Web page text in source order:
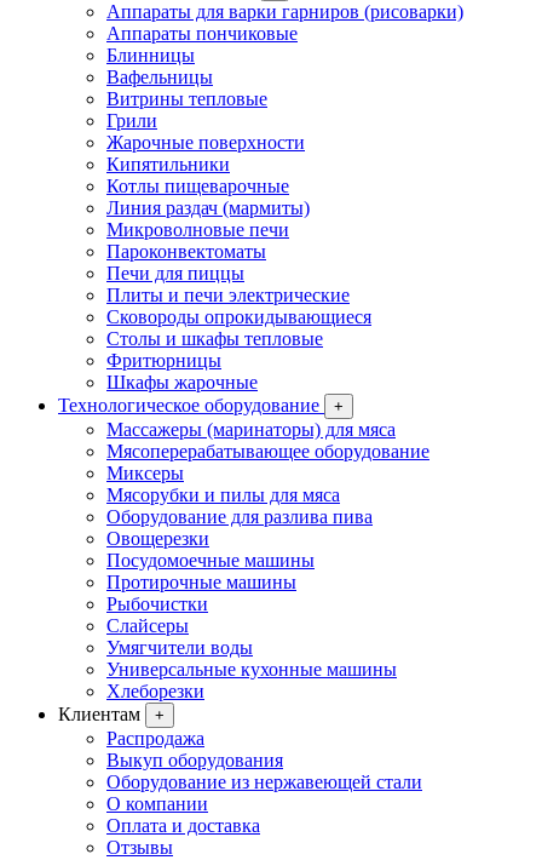
Аппараты для варки гарниров (рисоварки)
Аппараты пончиковые
Блинницы
Вафельницы
Витрины тепловые
Грили
Жарочные поверхности
Кипятильники
Котлы пищеварочные
Линия раздач (мармиты)
Микроволновые печи
Пароконвектоматы
Печи для пиццы
Плиты и печи электрические
Сковороды опрокидывающиеся
Столы и шкафы тепловые
Фритюрницы
Шкафы жарочные
Технологическое оборудование
+
Массажеры (маринаторы) для мяса
Мясоперерабатывающее оборудование
Миксеры
Мясорубки и пилы для мяса
Оборудование для разлива пива
Овощерезки
Посудомоечные машины
Протирочные машины
Рыбочистки
Слайсеры
Умягчители воды
Универсальные кухонные машины
Хлеборезки
Клиентам
+
Распродажа
Выкуп оборудования
Оборудование из нержавеющей стали
О компании
Оплата и доставка
Отзывы